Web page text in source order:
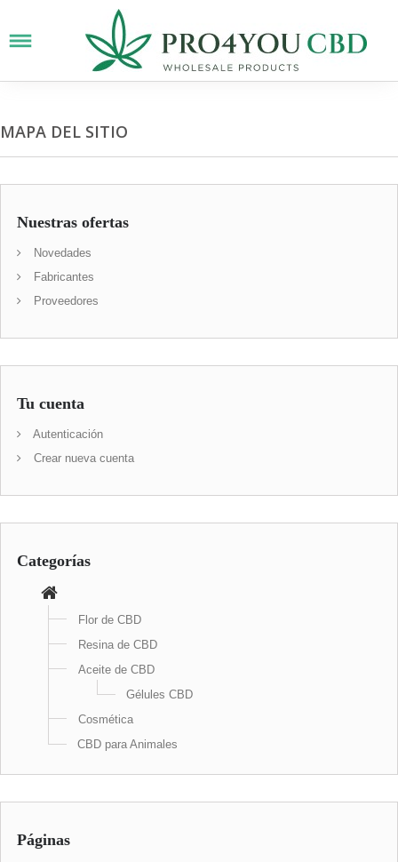
MAPA DEL SITIO
Nuestras ofertas
Novedades
Fabricantes
Proveedores
Tu cuenta
Autenticación
Crear nueva cuenta
Categorías
Flor de CBD
Resina de CBD
Aceite de CBD
Gélules CBD
Cosmética
CBD para Animales
Páginas